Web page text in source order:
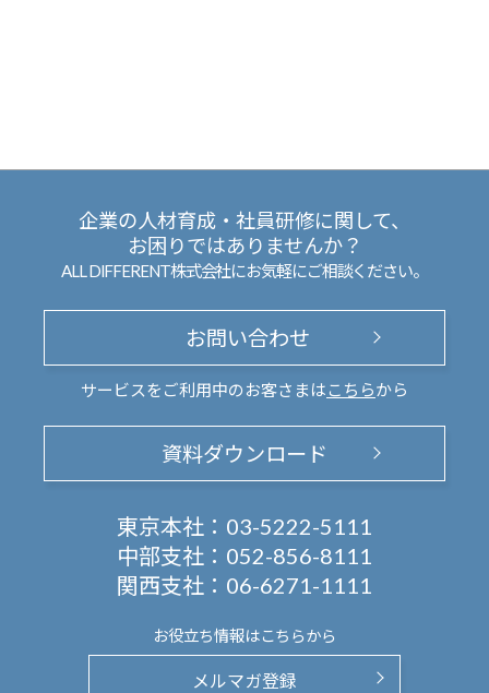
企業の人材育成・社員研修に関して、
お困りではありませんか？
ALL DIFFERENT株式会社にお気軽にご相談ください。
お問い合わせ
サービスをご利用中のお客さまは こちらから
資料ダウンロード
東京本社： 03-5222-5111
中部支社： 052-856-8111
関西支社： 06-6271-1111
お役立ち情報はこちらから
メルマガ登録